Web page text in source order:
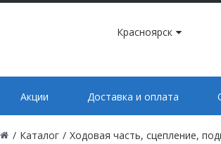
Красноярск
Акции Доставка и оплата
/ Каталог / Ходовая часть, сцепление,